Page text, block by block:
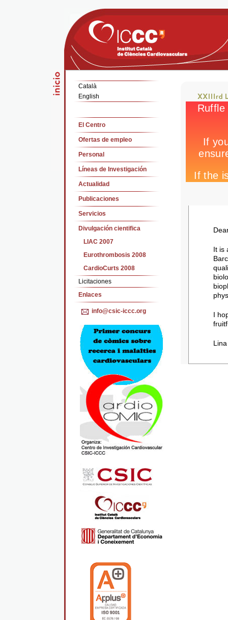
Català
English
El Centro
Ofertas de empleo
Personal
Líneas de Investigación
Actualidad
Publicaciones
Servicios
Divulgación cientifica
LIAC 2007
Eurothrombosis 2008
CardioCurts 2008
Licitaciones
Enlaces
info@csic-iccc.org
It is
I